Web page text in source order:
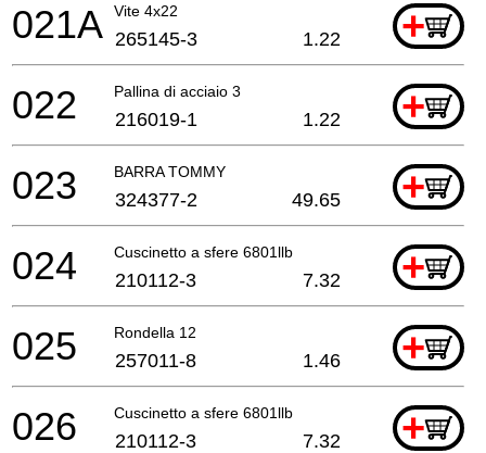
Vite 4x22 +
021A 265145-3 1.22
Pallina di acciaio 3 +
022 216019-1 1.22
BARRA TOMMY +
023 324377-2 49.65
Cuscinetto a sfere 6801llb +
024 210112-3 7.32
Rondella 12 +
025 257011-8 1.46
Cuscinetto a sfere 6801llb +
026 210112-3 7.32